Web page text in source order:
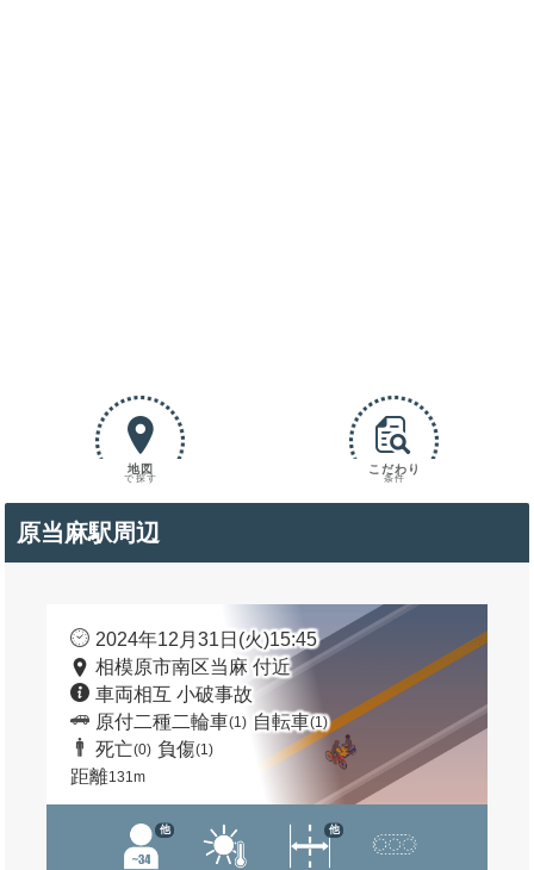
地図
で探す
こだわり
条件
原当麻駅周辺
2024年12月31日(火)15:45
相模原市南区当麻 付近
車両相互 小破事故
原付二種二輪車(1) 自転車(1)
死亡(0) 負傷(1)
距離131m
他 他